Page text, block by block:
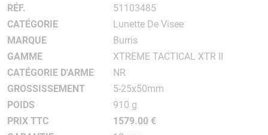
RÉF.
51103485
CATÉGORIE
Lunette De Visee
MARQUE
Burris
GAMME
XTREME TACTICAL XTR II
CATÉGORIE D'ARME
NR
GROSSISSEMENT
5-25x50mm
POIDS
910 g
PRIX TTC
1579.00 €